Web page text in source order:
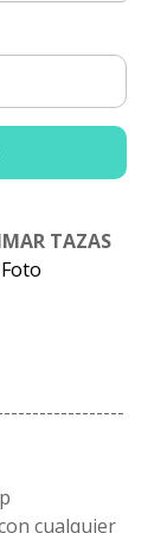
TAZAS
cualquier